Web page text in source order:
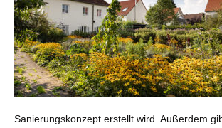
Sanierungskonzept erstellt wird. Außerdem